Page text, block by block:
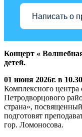
Написать о
Концерт «
детей.
01 июня 2026г. в 10.30
Комплексного центра
Петродворцового
страна»,
подготовят
гор. Ломоносова.